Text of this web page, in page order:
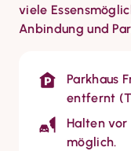
viele
Anbindung und
Parkhaus
entfernt
Halten
möglich.